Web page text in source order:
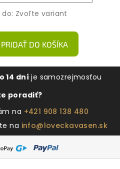
Zvoľte variant
PRIDAŤ DO KOŠÍKA
14 dní je samozrejmosťou
poradiť?
na +421 908 138 480
na info@loveckavasen.sk